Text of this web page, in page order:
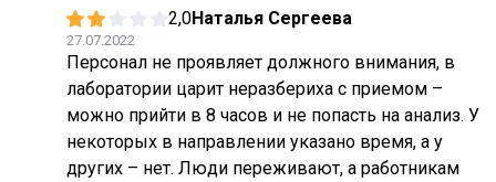
2,0Наталья Сергеева
27.07.2022
Персонал не проявляет должного внимания, в
лаборатории царит неразбериха с приемом –
можно прийти в 8 часов и не попасть на анализ. У
некоторых в направлении указано время, а у
других – нет. Люди переживают, а работникам